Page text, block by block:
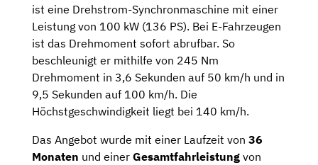
ist eine Drehstrom-Synchronmaschine mit einer
Leistung von 100 kW (136 PS). Bei E-Fahrzeugen
ist das Drehmoment sofort abrufbar. So
beschleunigt er mithilfe von 245 Nm
Drehmoment in 3,6 Sekunden auf 50 km/h und in
9,5 Sekunden auf 100 km/h. Die
Höchstgeschwindigkeit liegt bei 140 km/h.
Das Angebot wurde mit einer Laufzeit von 36
Monaten und einer Gesamtfahrleistung von